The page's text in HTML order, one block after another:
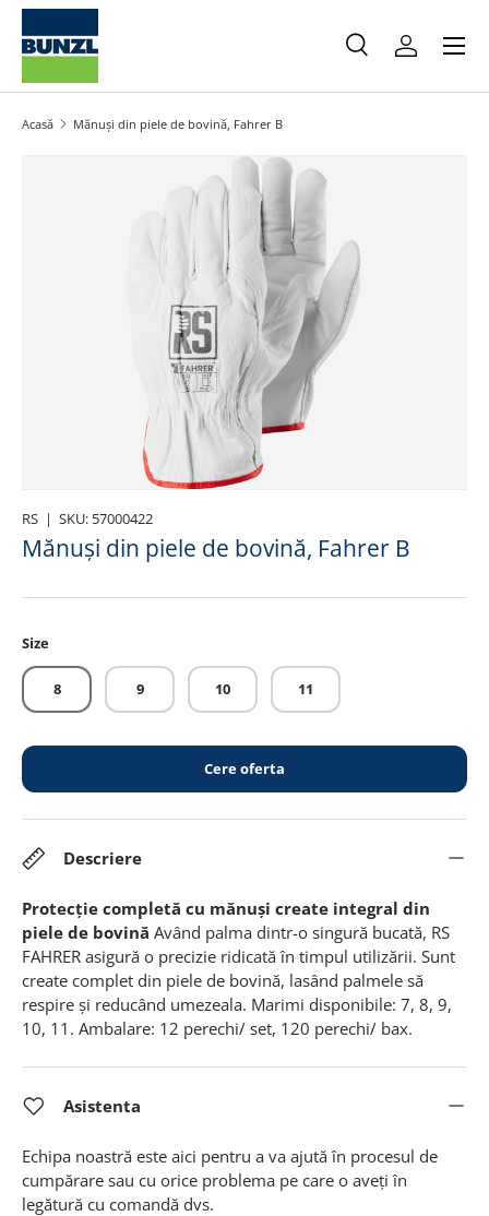
Salt la conținut
Caută
Caută
Meniu
Acasă Mănuși din piele de bovină, Fahrer B
Salt la informațiile produsului
RS | SKU: 57000422
Mănuși din piele de bovină, Fahrer B
Size
8 9 10 11
Cere oferta
Descriere
Protecție completă cu mănuși create integral din
piele de bovină Având palma dintr-o singură bucată, RS
FAHRER asigură o precizie ridicată în timpul utilizării. Sunt
create complet din piele de bovină, lasând palmele să
respire și reducând umezeala. Marimi disponibile: 7, 8, 9,
10, 11. Ambalare: 12 perechi/ set, 120 perechi/ bax.
Asistenta
Echipa noastră este aici pentru a va ajută în procesul de
cumpărare sau cu orice problema pe care o aveți în
legătură cu comandă dvs.